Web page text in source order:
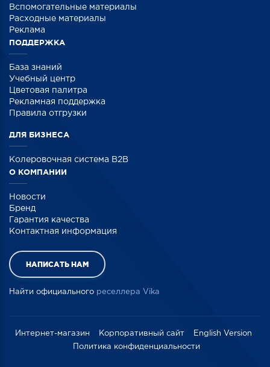
Вспомогательные материалы
Расходные материалы
Реклама
ПОДДЕРЖКА
База знаний
Учебный центр
Цветовая палитра
Рекламная поддержка
Правила отгрузки
ДЛЯ БИЗНЕСА
Колеровочная система B2B
О КОМПАНИИ
Новости
Бренд
Гарантия качества
Контактная информация
НАПИСАТЬ НАМ
Найти официального реселлера Vika
Интернет-магазин Корпоративный сайт
English Version
Политика конфиденциальности